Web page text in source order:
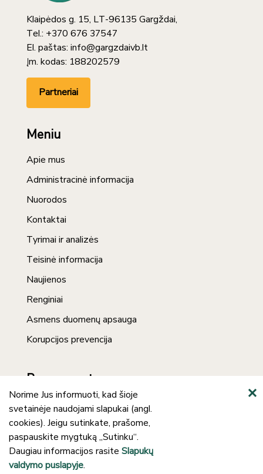
Klaipėdos g. 15, LT-96135 Gargždai,
Tel.: +370 676 37547
El. paštas: info@gargzdaivb.lt
Įm. kodas: 188202579
Partneriai
Meniu
Apie mus
Administracinė informacija
Nuorodos
Kontaktai
Tyrimai ir analizės
Teisinė informacija
Naujienos
Renginiai
Asmens duomenų apsauga
Korupcijos prevencija
Prenumerata
Norime Jus informuoti, kad šioje
svetainėje naudojami slapukai (angl.
cookies). Jeigu sutinkate, prašome,
paspauskite mygtuką „Sutinku“.
Daugiau informacijos rasite Slapukų
valdymo puslapyje.